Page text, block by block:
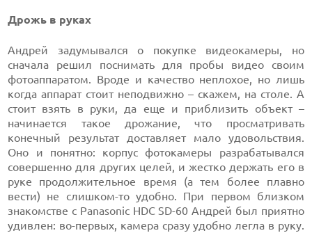
Дрожь в руках
Андрей задумывался о покупке видеокамеры, но
сначала решил поснимать для пробы видео своим
фотоаппаратом. Вроде и качество неплохое, но лишь
когда аппарат стоит неподвижно – скажем, на столе. А
стоит взять в руки, да еще и приблизить объект –
начинается такое дрожание, что просматривать
конечный результат доставляет мало удовольствия.
Оно и понятно: корпус фотокамеры разрабатывался
совершенно для других целей, и жестко держать его в
руке продолжительное время (а тем более плавно
вести) не слишком-то удобно. При первом близком
знакомстве с Panasonic HDC SD-60 Андрей был приятно
удивлен: во-первых, камера сразу удобно легла в руку.